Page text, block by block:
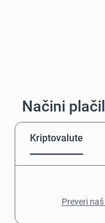
Načini
Kriptovalute
Preveri